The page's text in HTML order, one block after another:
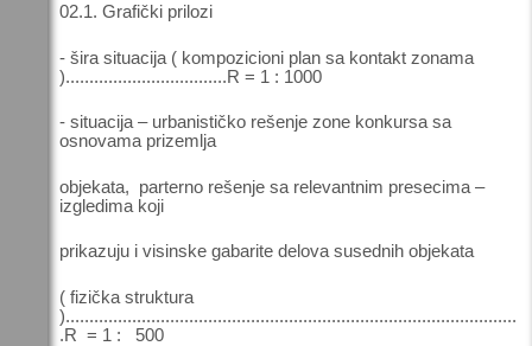
02.1. Grafički prilozi
- šira situacija ( kompozicioni plan sa kontakt zonama
)..................................R = 1 : 1000
- situacija – urbanističko rešenje zone konkursa sa
osnovama prizemlja
objekata, parterno rešenje sa relevantnim presecima –
izgledima koji
prikazuju i visinske gabarite delova susednih objekata
( fizička struktura
)...............................................................................................
.R = 1 : 500